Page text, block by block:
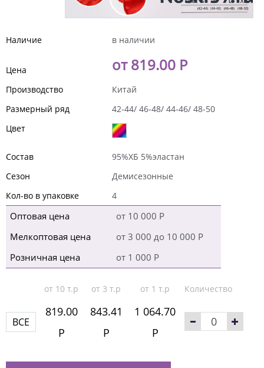
Наличие в наличии
Цена от 819.00 Р
Производство
Китай
Размерный ряд
42-44/ 46-48/ 44-46/ 48-50
Цвет
Состав
95%ХБ 5%эластан
Сезон
Демисезонные
Кол-во в упаковке
4
Оптовая цена
от 10 000 Р
Мелкоптовая цена
от 3 000 до 10 000 Р
Розничная цена
от 1 000 Р
от 10 т.р от 3 т.р от 1 т.р Количество
ВСЕ
819.00
Р
843.41
Р
1 064.70
Р